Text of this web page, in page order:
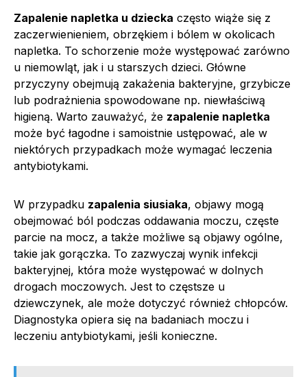
Zapalenie napletka u dziecka często wiąże się z
zaczerwienieniem, obrzękiem i bólem w okolicach
napletka. To schorzenie może występować zarówno
u niemowląt, jak i u starszych dzieci. Główne
przyczyny obejmują zakażenia bakteryjne, grzybicze
lub podrażnienia spowodowane np. niewłaściwą
higieną. Warto zauważyć, że zapalenie napletka
może być łagodne i samoistnie ustępować, ale w
niektórych przypadkach może wymagać leczenia
antybiotykami.
W przypadku zapalenia siusiaka, objawy mogą
obejmować ból podczas oddawania moczu, częste
parcie na mocz, a także możliwe są objawy ogólne,
takie jak gorączka. To zazwyczaj wynik infekcji
bakteryjnej, która może występować w dolnych
drogach moczowych. Jest to częstsze u
dziewczynek, ale może dotyczyć również chłopców.
Diagnostyka opiera się na badaniach moczu i
leczeniu antybiotykami, jeśli konieczne.